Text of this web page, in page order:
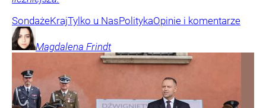
SondażeKrajTylko u NasPolitykaOpinie i komentarze
Magdalena Frindt